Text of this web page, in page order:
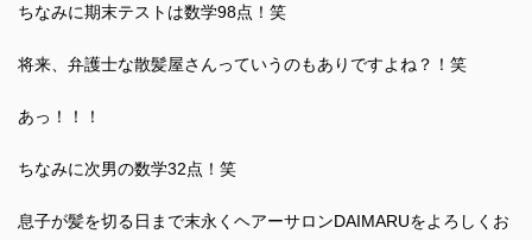
ちなみに期末テストは数学98点！笑
将来、弁護士な散髪屋さんっていうのもありですよね？！笑
あっ！！！
ちなみに次男の数学32点！笑
息子が髪を切る日まで末永くヘアーサロンDAIMARUをよろしくお